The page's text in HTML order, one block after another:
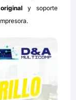
originaly soporte